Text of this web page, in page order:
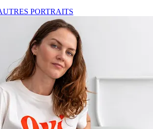
PORTRAITS